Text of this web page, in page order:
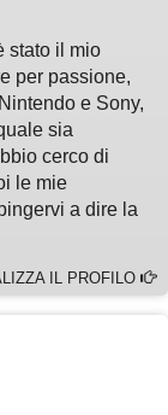
stato il mio
per passione,
e Sony,
sia
cerco di
le mie
a dire la
IL PROFILO